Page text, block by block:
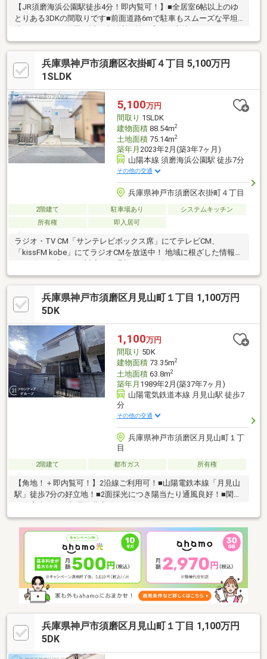
【JR須磨海浜公園駅徒歩4分！即内覧可！】■全居室6帖以上のゆ
とりある3DKの間取りです■前面道路6mで駐車もスムーズな平坦
兵庫県神戸市須磨区衣掛町４丁目 5,100万円
1SLDK
5,100万円
間取り 1SLDK
建物面積88.54m2
土地面積75.14m2
築年月 2023年2月(築3年7ヶ月)
山陽本線 須磨海浜公園駅 徒歩7分
その他の交通
兵庫県神戸市須磨区衣掛町４丁目
2階建て 駐車場あり
システムキッチン
所有権
即入居可
ラジオ・TV CM「サンテレビボックス席」にてテレビCM、
「kissFM kobe」にてラジオCMを放送中！ 地域に根ざした情報力
す♪
兵庫県神戸市須磨区月見山町１丁目 1,100万円
5DK
1,100万円
間取り 5DK
建物面積73.35m2
土地面積63.8m2
築年月 1989年2月(築37年7ヶ月)
山陽電気鉄道本線 月見山駅 徒歩7
分
その他の交通
兵庫県神戸市須磨区月見山町１丁
目
2階建て 都市ガス 所有権
【角地！＋即内覧可！】2沿線ご利用可！■山陽電鉄本線「月見山
駅」徒歩7分の好立地！■2面採光につき陽当たり通風良好！■閑静
兵庫県神戸市須磨区月見山町１丁目 1,100万円
5DK